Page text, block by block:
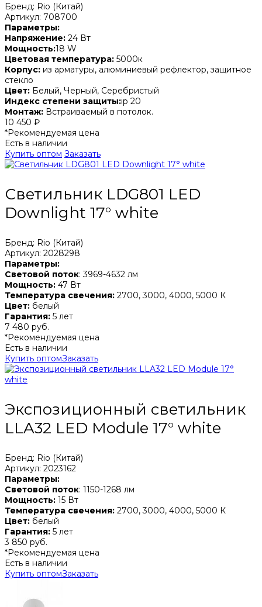
Бренд: Rio (Китай)
Артикул: 708700
Параметры:
Напряжение: 24 Вт
Мощность:18 W
Цветовая температура: 5000к
Корпус: из арматуры, алюминиевый рефлектор, защитное
стекло
Цвет: Белый, Черный, Серебристый
Индекс степени защиты:ip 20
Монтаж: Встраиваемый в потолок.
10 450 ₽
*Рекомендуемая цена
Есть в наличии
Купить оптом Заказать
Светильник LDG801 LED
Downlight 17° white
Бренд: Rio (Китай)
Артикул: 2028298
Параметры:
Световой поток: 3969-4632 лм
Мощность: 47 Вт
Температура свечения: 2700, 3000, 4000, 5000 К
Цвет: белый
Гарантия: 5 лет
7 480 руб.
*Рекомендуемая цена
Есть в наличии
Купить оптомЗаказать
Экспозиционный светильник
LLA32 LED Module 17° white
Бренд: Rio (Китай)
Артикул: 2023162
Параметры:
Световой поток: 1150-1268 лм
Мощность: 15 Вт
Температура свечения: 2700, 3000, 4000, 5000 К
Цвет: белый
Гарантия: 5 лет
3 850 руб.
*Рекомендуемая цена
Есть в наличии
Купить оптомЗаказать